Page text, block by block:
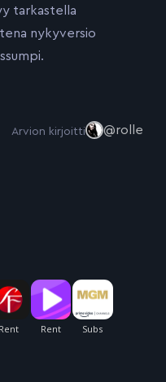
tarkastella
nykyversio
Arvion kirjoitti @rolle